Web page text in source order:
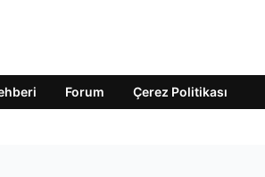
Forum Çerez Politikası